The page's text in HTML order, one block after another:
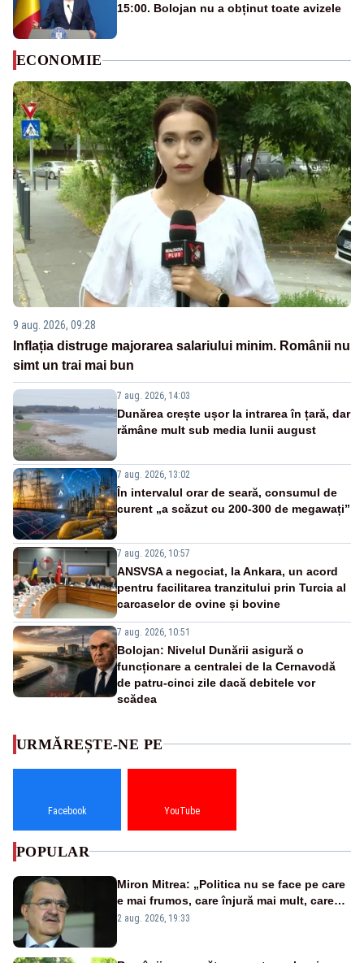
15:00. Bolojan nu a obținut toate avizele
ECONOMIE
9 aug. 2026, 09:28
Inflația distruge majorarea salariului minim. Românii nu
simt un trai mai bun
7 aug. 2026, 14:03
Dunărea crește ușor la intrarea în țară, dar
rămâne mult sub media lunii august
7 aug. 2026, 13:02
În intervalul orar de seară, consumul de
curent „a scăzut cu 200-300 de megawați”
7 aug. 2026, 10:57
ANSVSA a negociat, la Ankara, un acord
pentru facilitarea tranzitului prin Turcia al
carcaselor de ovine și bovine
7 aug. 2026, 10:51
Bolojan: Nivelul Dunării asigură o
funcționare a centralei de la Cernavodă
de patru-cinci zile dacă debitele vor
scădea
URMĂREȘTE-NE PE
Facebook YouTube
POPULAR
Miron Mitrea: „Politica nu se face pe care
e mai frumos, care înjură mai mult, care
țipă mai tare, ci pe proiecte”
2 aug. 2026, 19:33